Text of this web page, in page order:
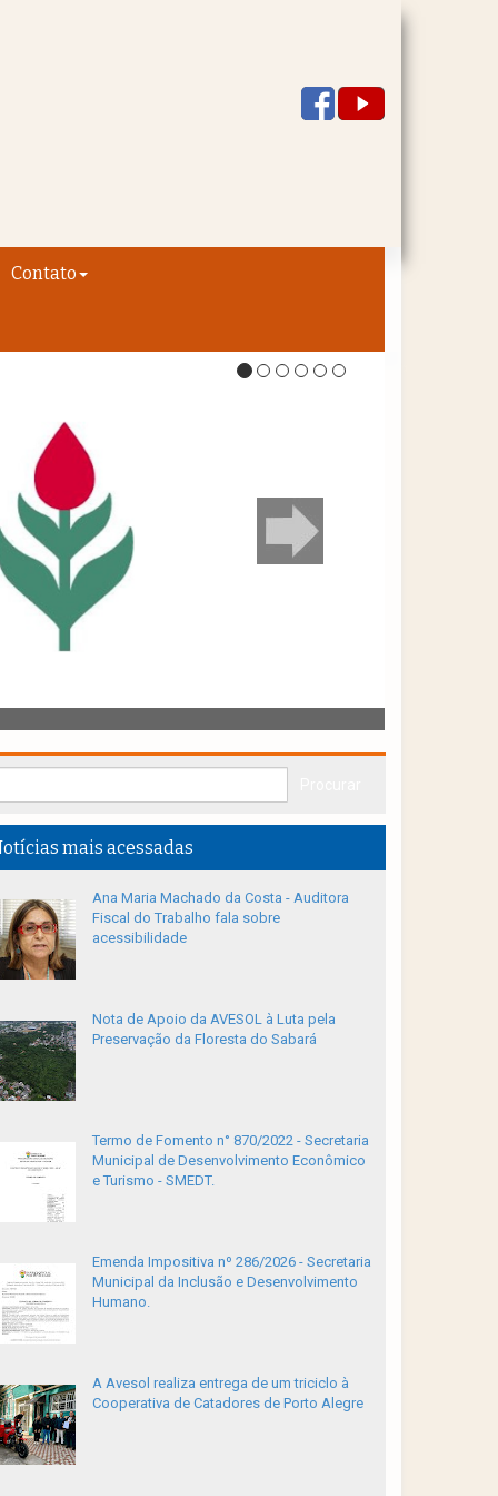
Contato
mais acessadas
Ana Maria Machado da Costa - Auditora
Fiscal do Trabalho fala sobre
acessibilidade
Nota de Apoio da AVESOL à Luta pela
Preservação da Floresta do Sabará
Termo de Fomento n° 870/2022 - Secretaria
Municipal de Desenvolvimento Econômico
e Turismo - SMEDT.
Emenda Impositiva nº 286/2026 - Secretaria
Municipal da Inclusão e Desenvolvimento
Humano.
A Avesol realiza entrega de um triciclo à
Cooperativa de Catadores de Porto Alegre